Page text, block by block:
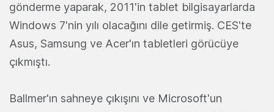
gönderme yaparak, 2011'in tablet bilgisayarlarda
Windows 7'nin yılı olacağını dile getirmiş. CES'te
Asus, Samsung ve Acer'ın tabletleri görücüye
çıkmıştı.
Ballmer'ın sahneye çıkışını ve Microsoft'un